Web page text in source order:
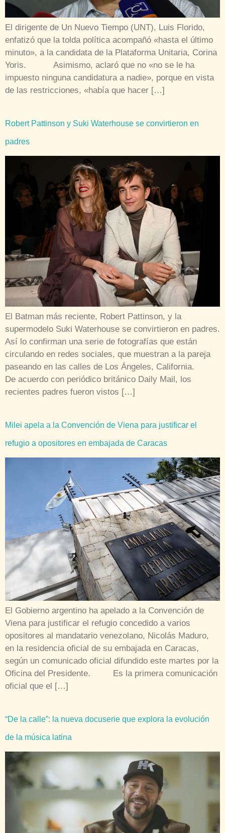
El dirigente de Un Nuevo Tiempo (UNT), Luis Florido,
enfatizó que la tolda política acompañó «hasta el último
minuto», a la candidata de la Plataforma Unitaria, Corina
Yoris. Asimismo, aclaró que no «no se le ha
impuesto ninguna candidatura a nadie», porque en vista
de las restricciones, «había que hacer […]
Robert Pattinson y Suki Waterhouse se convirtieron en
padres
El Batman más reciente, Robert Pattinson, y la
supermodelo Suki Waterhouse se convirtieron en padres.
Así lo confirman una serie de fotografías que están
circulando en redes sociales, que muestran a la pareja
paseando en las calles de Los Ángeles, California.
De acuerdo con periódico británico Daily Mail, los
recientes padres fueron vistos […]
Milei apela a la Convención de Viena para justificar el
refugio a opositores en embajada de Caracas
El Gobierno argentino ha apelado a la Convención de
Viena para justificar el refugio concedido a varios
opositores al mandatario venezolano, Nicolás Maduro,
en la residencia oficial de su embajada en Caracas,
según un comunicado oficial difundido este martes por la
Oficina del Presidente. Es la primera comunicación
oficial que el […]
“De la calle”: la nueva docuserie que explora la evolución
de la música latina